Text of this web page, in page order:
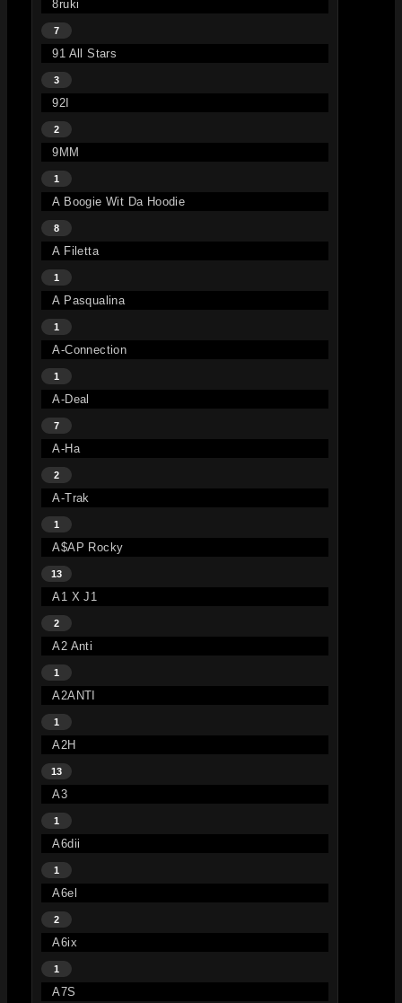
8ruki
7
91 All Stars
3
92I
2
9MM
1
A Boogie Wit Da Hoodie
8
A Filetta
1
A Pasqualina
1
A-Connection
1
A-Deal
7
A-Ha
2
A-Trak
1
A$AP Rocky
13
A1 X J1
2
A2 Anti
1
A2ANTI
1
A2H
13
A3
1
A6dii
1
A6el
2
A6ix
1
A7S